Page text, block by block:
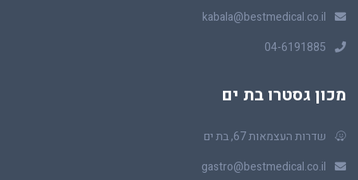
kabala@bestmedical.co.il
04-6191885
מכון גסטרו בת ים
שדרות העצמאות 67, בת ים
gastro@bestmedical.co.il